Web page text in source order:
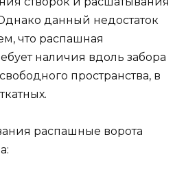
данный недостаток
что распашная
наличия вдоль забора
пространства, в
распашные ворота